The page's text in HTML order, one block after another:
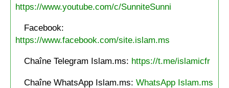
https://www.youtube.com/c/SunniteSunni
Facebook:
https://www.facebook.com/site.islam.ms
Chaîne Telegram Islam.ms: https://t.me/islamicfr
Chaîne WhatsApp Islam.ms: WhatsApp Islam.ms